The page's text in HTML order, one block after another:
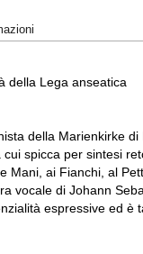
della Lega anseatica
della Marienkirke
spicca per sintesi
Mani, ai Fianchi, al
vocale di Johann
espressive ed